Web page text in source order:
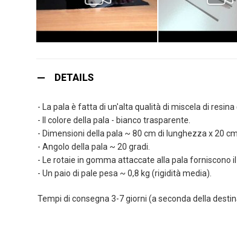
all'inizio
immagini
DETAILS
- La pala è fatta di un'alta qualità di miscela di resina
- Il colore della pala - bianco trasparente.
- Dimensioni della pala ~ 80 cm di lunghezza x 20
- Angolo della pala ~ 20 gradi.
- Le rotaie in gomma attaccate alla pala forniscono
- Un paio di pale pesa ~ 0,8 kg (rigidità media).
Tempi di consegna 3-7 giorni (a seconda della